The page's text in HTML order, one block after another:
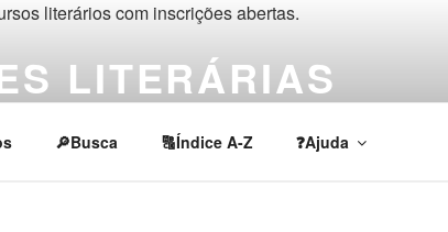
LITERÁRIAS
🔎Busca 🔠Índice A-Z ❓Ajuda